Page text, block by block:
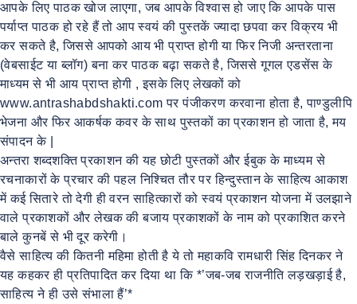
आपके लिए पाठक खोज लाएगा, जब आपके विश्वास हो जाए कि आपके पास
पर्याप्त पाठक हो रहे हैं तो आप स्वयं की पुस्तकें ज्यादा छपवा कर विक्रय भी
कर सकते है, जिससे आपको आय भी प्राप्त होगी या फिर निजी अन्तरताना
(वेबसाईट या ब्लॉग) बना कर पाठक बढ़ा सकते है, जिससे गूगल एडसेंस के
माध्यम से भी आय प्राप्त होगी , इसके लिए लेखकों को
www.antrashabdshakti.com पर पंजीकरण करवाना होता है, पाण्डुलीपि
भेजना और फिर आकर्षक कवर के साथ पुस्तकों का प्रकाशन हो जाता है, मय
संपादन के |
अन्तरा शब्दशक्ति प्रकाशन की यह छोटी पुस्तकों और ईबुक के माध्यम से
रचनाकारों के प्रचार की पहल निश्चित तौर पर हिन्दुस्तान के साहित्य आकाश
में कई सितारे तो देगी ही वरन साहित्कारों को स्वयं प्रकाशन योजना में उलझाने
वाले प्रकाशकों और लेखक की बजाय प्रकाशकों के नाम को प्रकाशित करने
बाले कुनबें से भी दूर करेगी।
वैसे साहित्य की कितनी महिमा होती है ये तो महाकवि रामधारी सिंह दिनकर ने
यह कहकर ही प्रतिपादित कर दिया था कि *’जब-जब राजनीति लड़खड़ाई है,
साहित्य ने ही उसे संभाला हैं’*